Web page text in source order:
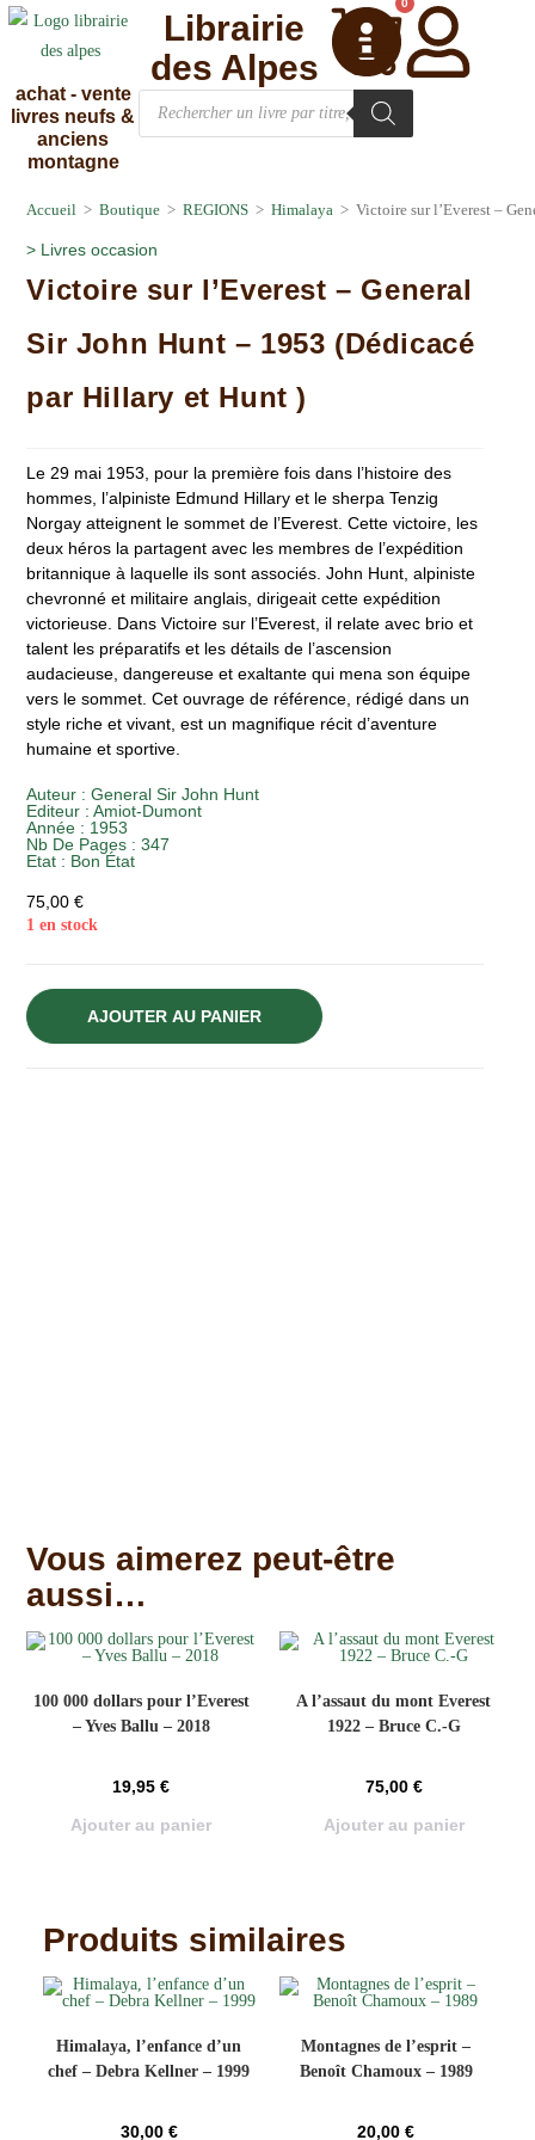
achat - vente
livres neufs &
anciens
montagne
0
Librairie
des Alpes
Accueil > Boutique > REGIONS > Himalaya > Victoire sur l’Everest –
> Livres occasion
Victoire sur l’Everest – General
Sir John Hunt – 1953 (Dédicacé
par Hillary et Hunt )
Le 29 mai 1953, pour la première fois dans l’histoire des
hommes, l’alpiniste Edmund Hillary et le sherpa Tenzig
Norgay atteignent le sommet de l’Everest. Cette victoire, les
deux héros la partagent avec les membres de l’expédition
britannique à laquelle ils sont associés. John Hunt, alpiniste
chevronné et militaire anglais, dirigeait cette expédition
victorieuse. Dans Victoire sur l’Everest, il relate avec brio et
talent les préparatifs et les détails de l’ascension
audacieuse, dangereuse et exaltante qui mena son équipe
vers le sommet. Cet ouvrage de référence, rédigé dans un
style riche et vivant, est un magnifique récit d’aventure
humaine et sportive.
Auteur :General Sir John Hunt
Editeur :Amiot-Dumont
Année : 1953
Nb De Pages : 347
Etat : Bon État
75,00€
1 en stock
AJOUTER AU PANIER
Vous aimerez peut-être
aussi…
100 000 dollars pour l’Everest
– Yves Ballu – 2018
19,95€
Ajouter au panier
A l’assaut du mont Everest
1922 – Bruce C.-G
75,00 €
Ajouter au panier
Produits similaires
Himalaya, l’enfance d’un
chef – Debra Kellner – 1999
30,00 €
Montagnes de l’esprit –
Benoît Chamoux – 1989
20,00€